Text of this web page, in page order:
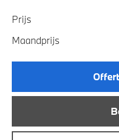
Prijs
Maandprijs